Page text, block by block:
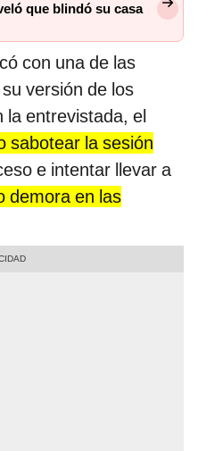
que blindó su casa
con una de las
versión de los
la entrevistada, el
sabotear la sesión
e intentar llevar a
demora en las